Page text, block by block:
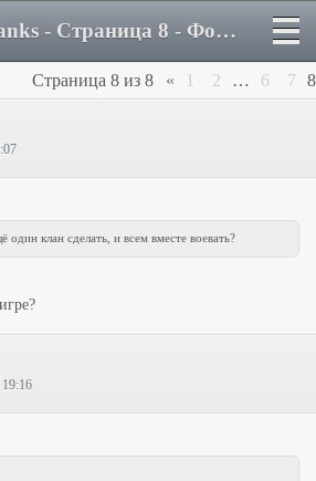
World Of Tanks - Страница 8 - Форум
Страница 8 из 8 « 1 2 … 6 7 8
клан сделать, и всем вместе воевать?